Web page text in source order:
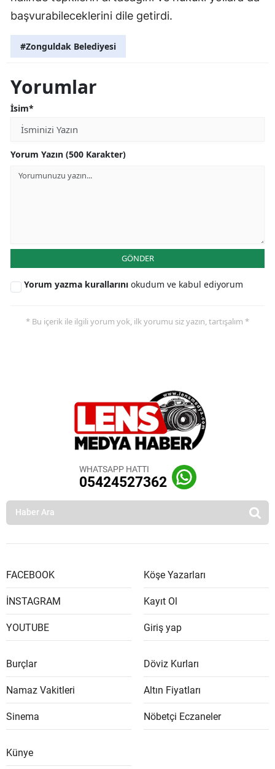
başvurabileceklerini dile getirdi.
#Zonguldak Belediyesi
Yorumlar
İsim*
Yorum Yazın (500 Karakter)
GÖNDER
Yorum yazma kurallarını okudum ve kabul ediyorum
* Bu içerik ile ilgili yorum yok, ilk yorumu siz yazın, tartışalım *
WHATSAPP HATTI
05424527362
FACEBOOK
İNSTAGRAM
YOUTUBE
Köşe Yazarları
Kayıt Ol
Giriş yap
Burçlar
Namaz Vakitleri
Sinema
Döviz Kurları
Altın Fiyatları
Nöbetçi Eczaneler
Künye